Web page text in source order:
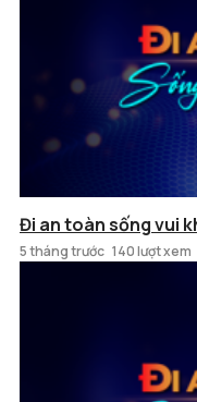
Đi an toàn sống vui
5 tháng trước 140 lượt xem